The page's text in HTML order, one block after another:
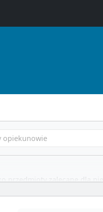
opiekunowie
przedmioty zalecane dla